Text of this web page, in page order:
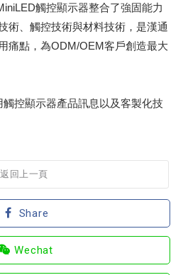
觸控顯示器整合了強固能力
術、觸控技術與材料技術，是漢通
痛點，為ODM/OEM客戶創造最大
觸控顯示器產品訊息以及客製化技
返回上一頁
Share
Wechat